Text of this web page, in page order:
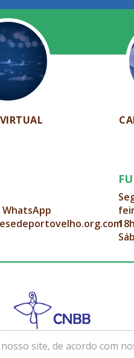
site, de acordo com
WhatsApp
18h